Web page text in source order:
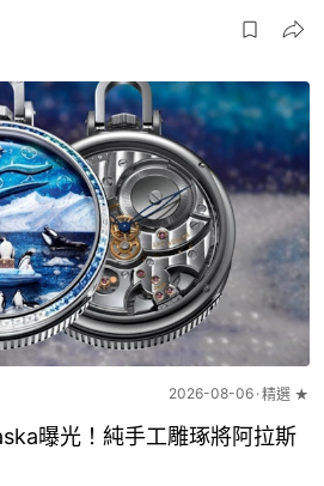
2026-08-06 精選 ★
曝光！純手工雕琢將阿拉斯